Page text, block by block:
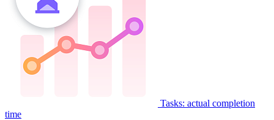
Tasks: actual completion
time